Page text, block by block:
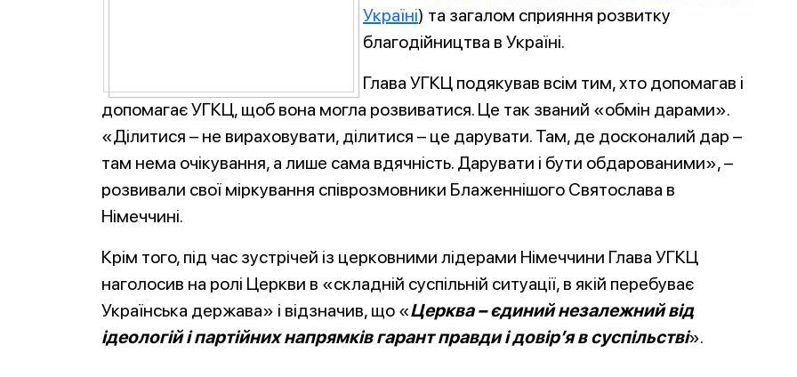
Україні) та загалом сприяння розвитку
благодійництва в Україні.
Глава УГКЦ подякував всім тим, хто допомагав і
допомагає УГКЦ, щоб вона могла розвиватися. Це так званий «обмін дарами».
«Ділитися – не вираховувати, ділитися – це дарувати. Там, де досконалий дар –
там нема очікування, а лише сама вдячність. Дарувати і бути обдарованими», –
розвивали свої міркування співрозмовники Блаженнішого Святослава в
Німеччині.
Крім того, під час зустрічей із церковними лідерами Німеччини Глава УГКЦ
наголосив на ролі Церкви в «складній суспільній ситуації, в якій перебуває
Українська держава» і відзначив, що «Церква – єдиний незалежний від
ідеологій і партійних напрямків гарант правди і довір’я в суспільстві».